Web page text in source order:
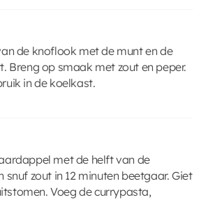
de knoflook met de munt en de
Breng op smaak met zout en peper.
in de koelkast.
met de helft van de
snuf zout in 12 minuten beetgaar. Giet
Voeg de currypasta,